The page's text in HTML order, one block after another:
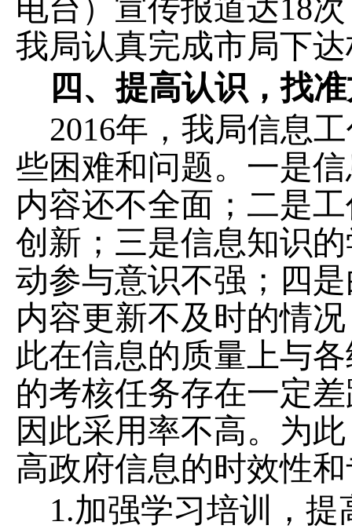
电台）宣传报道达18
我局认真完成市局下
四、提高认识，找
2016年，我局信息
些困难和问题。一是
内容还不全面；二是
创新；三是信息知识
动参与意识不强；四
内容更新不及时的情
此在信息的质量上与
的考核任务存在一定
因此采用率不高。为
高政府信息的时效性
1.加强学习培训，